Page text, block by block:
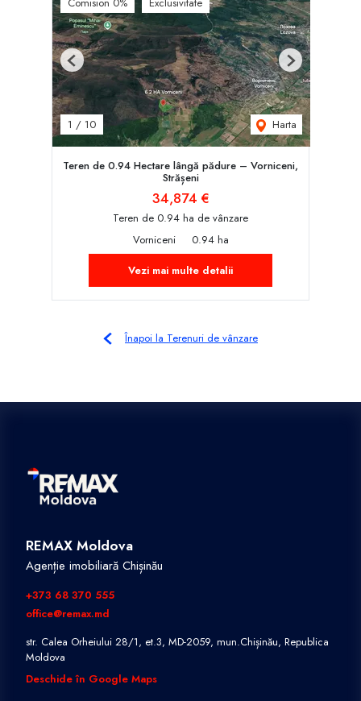
Comision 0% Exclusivitate
1 / 10 Harta
Previous Next
Teren de 0.94 Hectare lângă pădure – Vorniceni,
Strășeni
34,874 €
Teren de 0.94 ha de vânzare
Vorniceni
0.94 ha
Vezi mai multe detalii
Înapoi la Terenuri de vânzare
REMAX Moldova
Agenție imobiliară Chișinău
+373 68 370 555
office@remax.md
str. Calea Orheiului 28/1, et.3, MD-2059, mun.Chișinău, Republica
Moldova
Deschide în Google Maps